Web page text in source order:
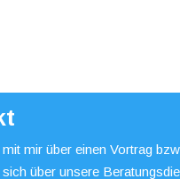
mir über einen Vortrag
über unsere